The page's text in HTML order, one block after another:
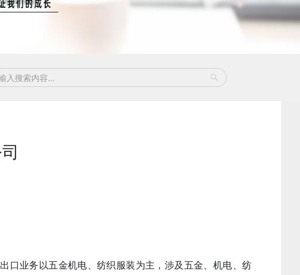
口业务以五金机电、纺织服装为主，涉及五金、机电、纺